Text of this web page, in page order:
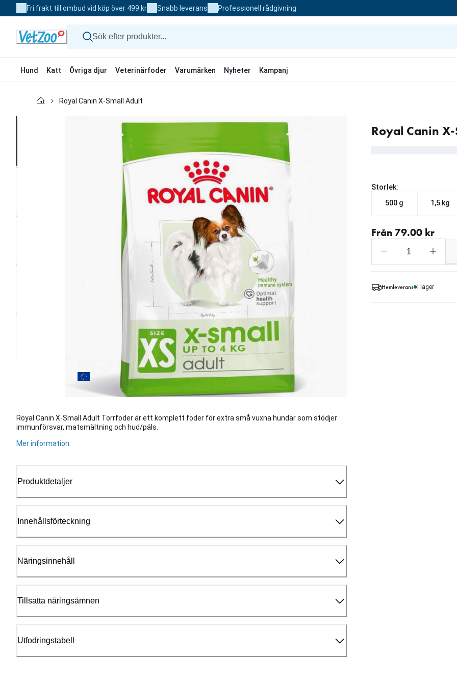
to
Fri frakt till ombud vid köp över 499 kr Snabb leverans Professionell rådgivning
Hund Katt Övriga djur Veterinärfoder Varumärken Nyheter Kampanj
Royal Canin X-Small Adult
Royal Canin
Royal Canin X-Small Adult Torrfoder är ett komplett foder för extra små vuxna hundar som stödjer
immunförsvar, matsmältning och hud/päls.
Mer information
Produktdetaljer
Innehållsförteckning
Näringsinnehåll
Tillsatta näringsämnen
Utfodringstabell
Storlek:
500 g
1,5 kg
Från 79.00 kr
Hemleverans I lager